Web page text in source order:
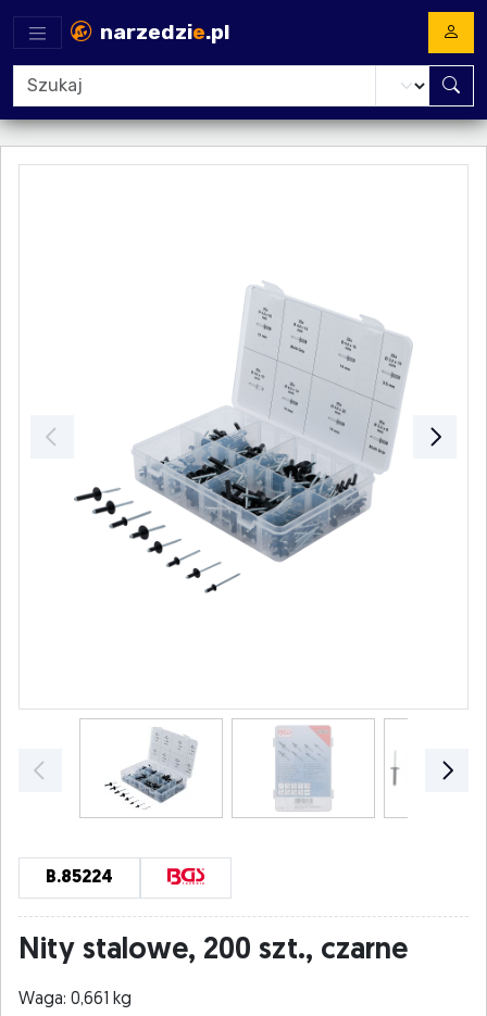
narzedzie.pl
B.85224
Nity stalowe, 200 szt., czarne
Waga: 0,661 kg